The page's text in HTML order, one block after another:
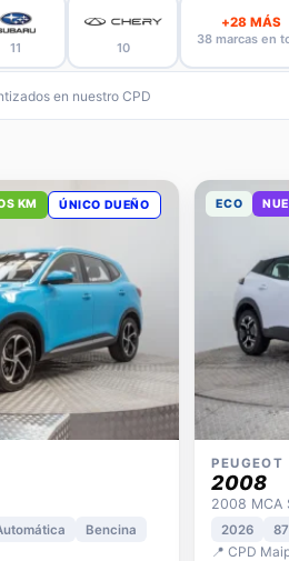
11 10
+28 MÁS
en nuestro CPD
PEUGEOT
2008
2008
2026